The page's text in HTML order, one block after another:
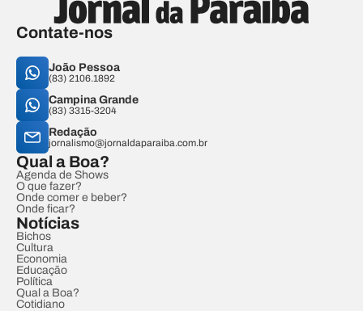
Contate-nos
João Pessoa
(83) 2106.1892
Campina Grande
(83) 3315-3204
Redação
jornalismo@jornaldaparaiba.com.br
Qual a Boa?
Agenda de Shows
O que fazer?
Onde comer e beber?
Onde ficar?
Notícias
Bichos
Cultura
Economia
Educação
Política
Qual a Boa?
Cotidiano